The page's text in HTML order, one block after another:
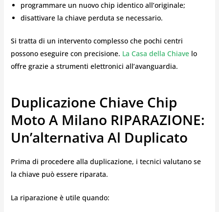
programmare un nuovo chip identico all’originale;
disattivare la chiave perduta se necessario.
Si tratta di un intervento complesso che pochi centri
possono eseguire con precisione. La Casa della Chiavelo
offre grazie a strumenti elettronici all’avanguardia.
Duplicazione Chiave Chip
Moto A Milano RIPARAZIONE:
Un’alternativa Al Duplicato
Prima di procedere alla duplicazione, i tecnici valutano se
la chiave può essere riparata.
La riparazione è utile quando: